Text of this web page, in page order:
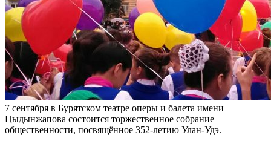
7 сентября в Бурятском театре оперы и балета имени
Цыдынжапова состоится торжественное собрание
общественности, посвящённое 352-летию Улан-Удэ.